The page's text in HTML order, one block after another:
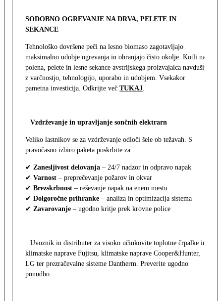
SODOBNO OGREVANJE NA DRVA, PELETE IN
SEKANCE
Tehnološko dovršene peči na lesno biomaso zagotavljajo
maksimalno udobje ogrevanja in ohranjajo čisto okolje. Kotli na
polena, pelete in lesne sekance avstrijskega proizvajalca navdušijo
z varčnostjo, tehnologijo, uporabo in udobjem. Vsekakor
pametna investicija. Odkrijte več TUKAJ
Vzdrževanje in upravljanje sončnih elektrarn
Veliko lastnikov se za vzdrževanje odloči šele ob težavah. S
pravočasno izbiro paketa poskrbite za:
✔ Zanesljivost delovanja – 24/7 nadzor in odpravo napak
✔ Varnost – preprečevanje požarov in okvar
✔ Brezskrbnost – reševanje napak na enem mestu
✔ Dolgoročne prihranke – analiza in optimizacija sistema
✔ Zavarovanje – ugodno kritje prek krovne police
Uvoznik in distributer za visoko učinkovite toplotne črpalke in
klimatske naprave Fujitsu, klimatske naprave Cooper&Hunter,
LG ter prezračevalne sisteme Dantherm. Preverite ugodno
ponudbo.